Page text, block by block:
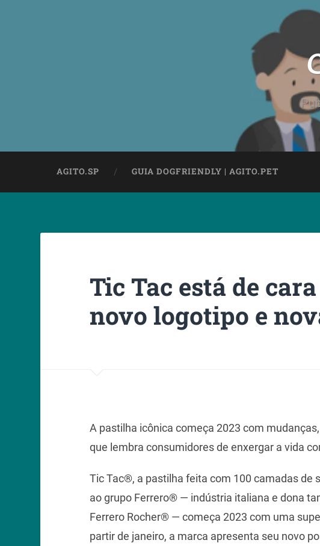
AGITO.SP GUIA DOGFRIENDLY | AGITO.PET
Tic Tac está de
novo logotipo e
A pastilha icônica começa 2023 com
que lembra consumidores de enxergar a vida
Tic Tac®, a pastilha feita com 100 camadas de
ao grupo Ferrero® — indústria italiana e dona
Ferrero Rocher® — começa 2023 com uma
partir de janeiro, a marca apresenta seu novo